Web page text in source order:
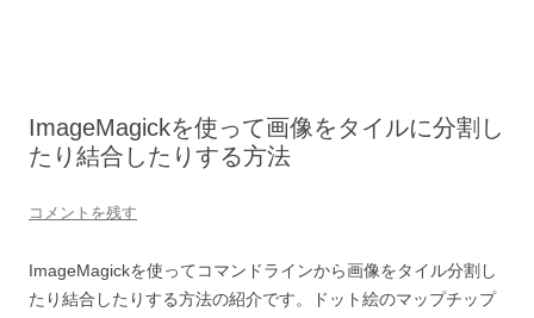
ImageMagickを使って画像をタイルに分割し
たり結合したりする方法
コメントを残す
ImageMagickを使ってコマンドラインから画像をタイル分割し
たり結合したりする方法の紹介です。ドット絵のマップチップ